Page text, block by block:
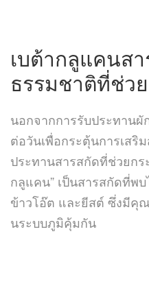
เบต้ากลูแคนส
ธรรมชาติที่ช่ว
นอกจากการรับประทานผั
ต่อวันเพื่อกระตุ้นการเสริ
ประทานสารสกัดที่ช่วยก
กลูแคน” เป็นสารสกัดที่พ
ข้าวโอ๊ต และยีสต์ ซึ่งมีคุ
นระบบภูมิคุ้มกัน